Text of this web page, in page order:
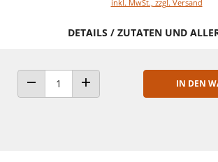
inkl. MwSt., zzgl. Versand
DETAILS / ZUTATEN UND
ANZAHL VERRINGERNANZAHL ERHÖHEN
IN DEN